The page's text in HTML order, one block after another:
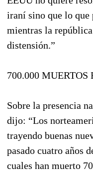
iraní sino que lo que
mientras la
distensión.”
700.000 MUERTOS
Sobre la presencia
dijo: “Los
trayendo buenas
pasado cuatro años
cuales han muerto